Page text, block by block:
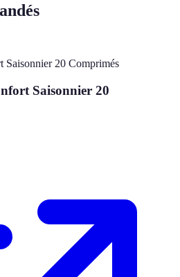
Saisonnier 20